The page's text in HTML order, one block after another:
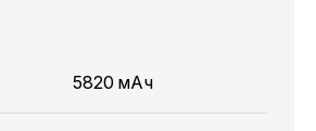
5820 мАч